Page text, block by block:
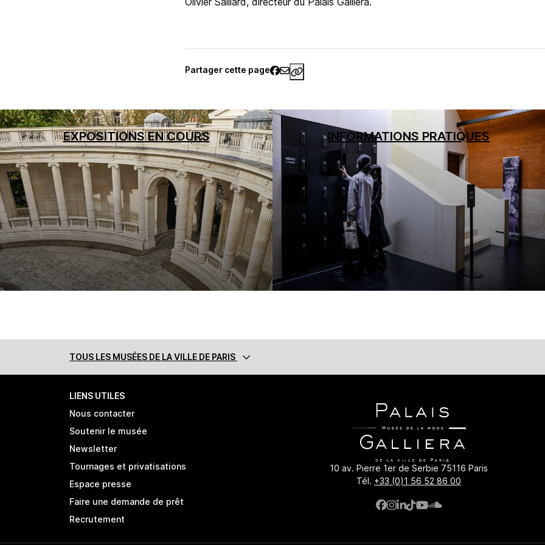
Partager cette page https://www.palaisgalliera.paris.fr/expositions/
EXPOSITIONS EN COURS INFORMATIONS PRATIQUES
TOUS LES MUSÉES DE LA VILLE DE PARIS
10 av. Pierre 1er de Serbie 75116 Paris
Tél. +33 (0)1 56 52 86 00
LIENS UTILES
Nous contacter
Soutenir le musée
Newsletter
Tournages et privatisations
Espace presse
Faire une demande de prêt
Recrutement